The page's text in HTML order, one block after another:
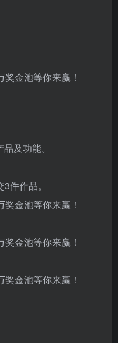
及功能。
件作品。